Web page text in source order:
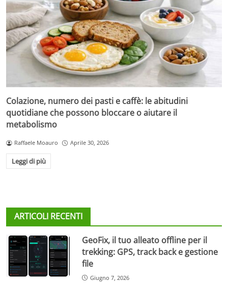
Colazione, numero dei pasti e caffè: le abitudini
quotidiane che possono bloccare o aiutare il
metabolismo
Raffaele Moauro Aprile 30, 2026
Leggi di più
ARTICOLI RECENTI
GeoFix, il tuo alleato offline per il
trekking: GPS, track back e gestione
file
Giugno 7, 2026